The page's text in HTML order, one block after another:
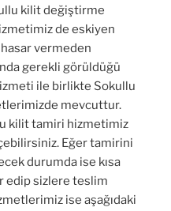
kilit değiştirme
de eskiyen
vermeden
gerekli görüldüğü
ile birlikte Sokullu
mevcuttur.
kilit tamiri hizmetimiz
Eğer tamirini
durumda ise kısa
edip sizlere teslim
ise aşağıdaki